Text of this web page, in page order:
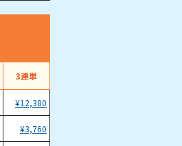
3連単
¥12,380
¥3,760